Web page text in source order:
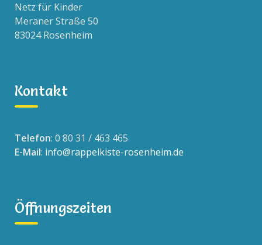
Netz für Kinder
Meraner Straße 50
83024 Rosenheim
Kontakt
Telefon: 0 80 31 / 463 465
E-Mail: info@rappelkiste-rosenheim.de
Öffnungszeiten